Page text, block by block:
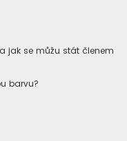
jak se můžu stát členem
barvu?